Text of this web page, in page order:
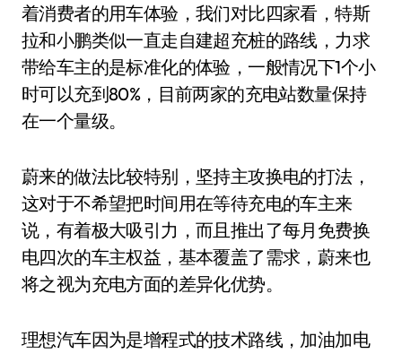
着消费者的用车体验，我们对比四家看，特斯
拉和小鹏类似一直走自建超充桩的路线，力求
带给车主的是标准化的体验，一般情况下1个小
时可以充到80%，目前两家的充电站数量保持
在一个量级。
蔚来的做法比较特别，坚持主攻换电的打法，
这对于不希望把时间用在等待充电的车主来
说，有着极大吸引力，而且推出了每月免费换
电四次的车主权益，基本覆盖了需求，蔚来也
将之视为充电方面的差异化优势。
理想汽车因为是增程式的技术路线，加油加电